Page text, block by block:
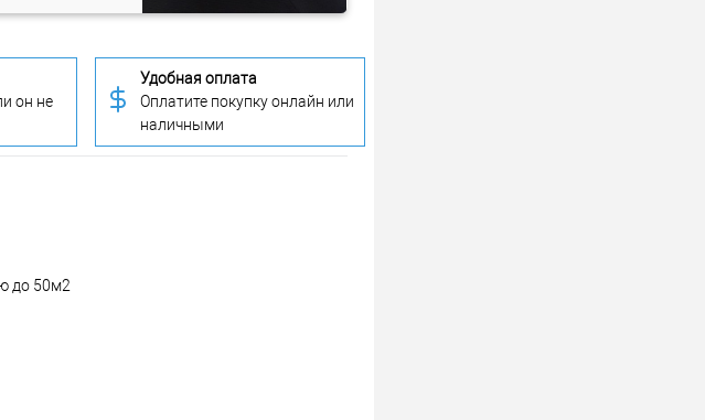
он не
Удобная оплата
Оплатите покупку онлайн или
наличными
до 50м2